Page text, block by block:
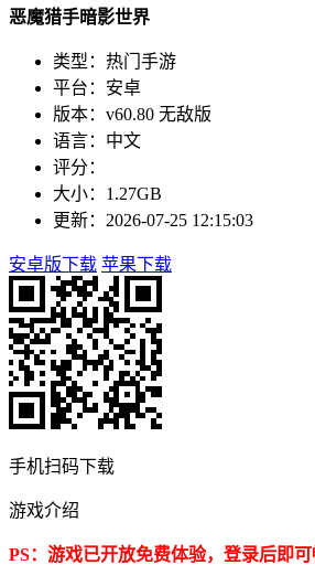
恶魔猎手暗影世界
类型：热门手游
平台：安卓
版本：v60.80 无敌版
语言：中文
评分：
大小：1.27GB
更新：2026-07-25 12:15:03
安卓版下载 苹果下载
手机扫码下载
游戏介绍
PS：游戏已开放免费体验，登录后即可